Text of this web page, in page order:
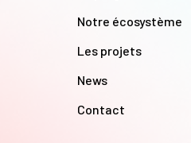
Notre écosystème
Les projets
News
Contact